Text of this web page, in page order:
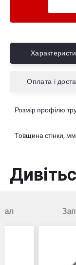
Оплата і
Розмір профілю
Товщина стінки, мм
Запірна